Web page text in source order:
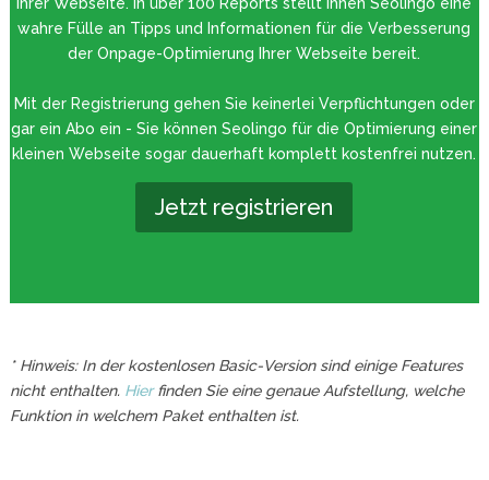
wahre Fülle an Tipps und Informationen für die Verbesserung
der Onpage-Optimierung Ihrer Webseite bereit.
Mit der Registrierung gehen Sie keinerlei Verpflichtungen oder
gar ein Abo ein - Sie können Seolingo für die Optimierung einer
kleinen Webseite sogar dauerhaft komplett kostenfrei nutzen.
Jetzt registrieren
* Hinweis: In der kostenlosen Basic-Version sind einige Features
nicht enthalten. Hierfinden Sie eine genaue Aufstellung, welche
Funktion in welchem Paket enthalten ist.